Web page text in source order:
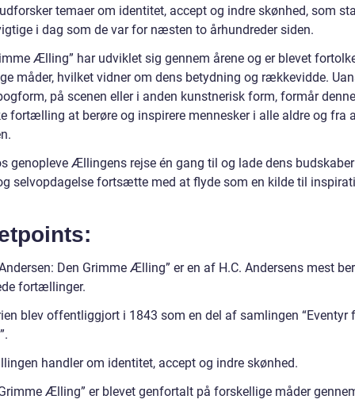
temaer om identitet, accept og indre skønhed, som
i dag som de var for næsten to århundreder siden.
Ælling” har udviklet sig gennem årene og er blevet
måder, hvilket vidner om dens betydning og rækkevidde.
på scenen eller i anden kunstnerisk form, formår denne
fortælling at berøre og inspirere mennesker i alle aldre og fra
genopleve Ællingens rejse én gang til og lade dens
selvopdagelse fortsætte med at flyde som en kilde til
Den Grimme Ælling” er en af H.C. Andersens mest
fortællinger.
blev offentliggjort i 1843 som en del af samlingen “Eventyr
handler om identitet, accept og indre skønhed.
Ælling” er blevet genfortalt på forskellige måder